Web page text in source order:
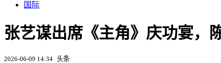
国际
张艺谋出席《主角》庆功宴，
2026-06-09 14:34 头条